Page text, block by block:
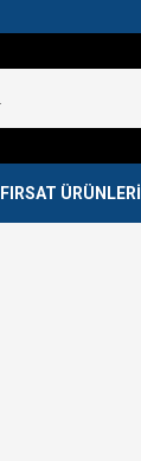
FIRSAT ÜRÜNLERİ